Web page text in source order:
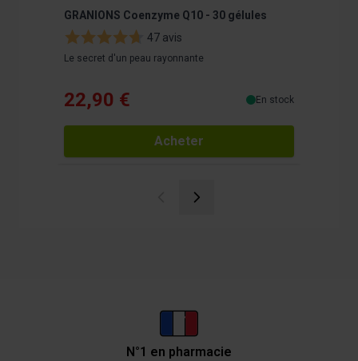
GRANIONS Coenzyme Q10 - 30 gélules
47 avis
Le secret d'un peau rayonnante
22,90 € En stock
Acheter
N°1 en pharmacie